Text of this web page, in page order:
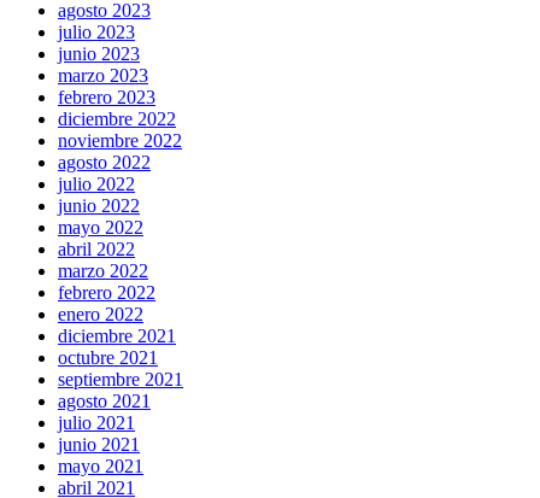
agosto 2023
julio 2023
junio 2023
marzo 2023
febrero 2023
diciembre 2022
noviembre 2022
agosto 2022
julio 2022
junio 2022
mayo 2022
abril 2022
marzo 2022
febrero 2022
enero 2022
diciembre 2021
octubre 2021
septiembre 2021
agosto 2021
julio 2021
junio 2021
mayo 2021
abril 2021